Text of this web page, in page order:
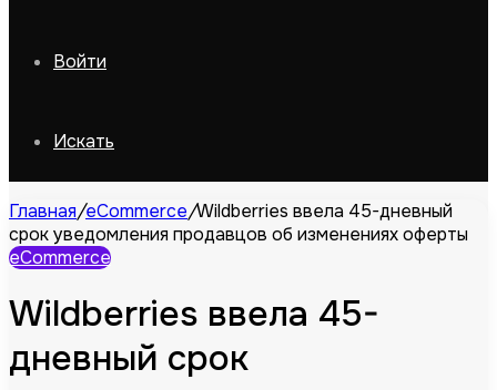
Войти
Искать
Главная/eCommerce/Wildberries ввела 45-дневный
срок уведомления продавцов об изменениях оферты
eCommerce
Wildberries ввела 45-
дневный срок